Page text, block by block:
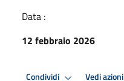
Data :
12 febbraio 2026
Condividi Vedi azioni